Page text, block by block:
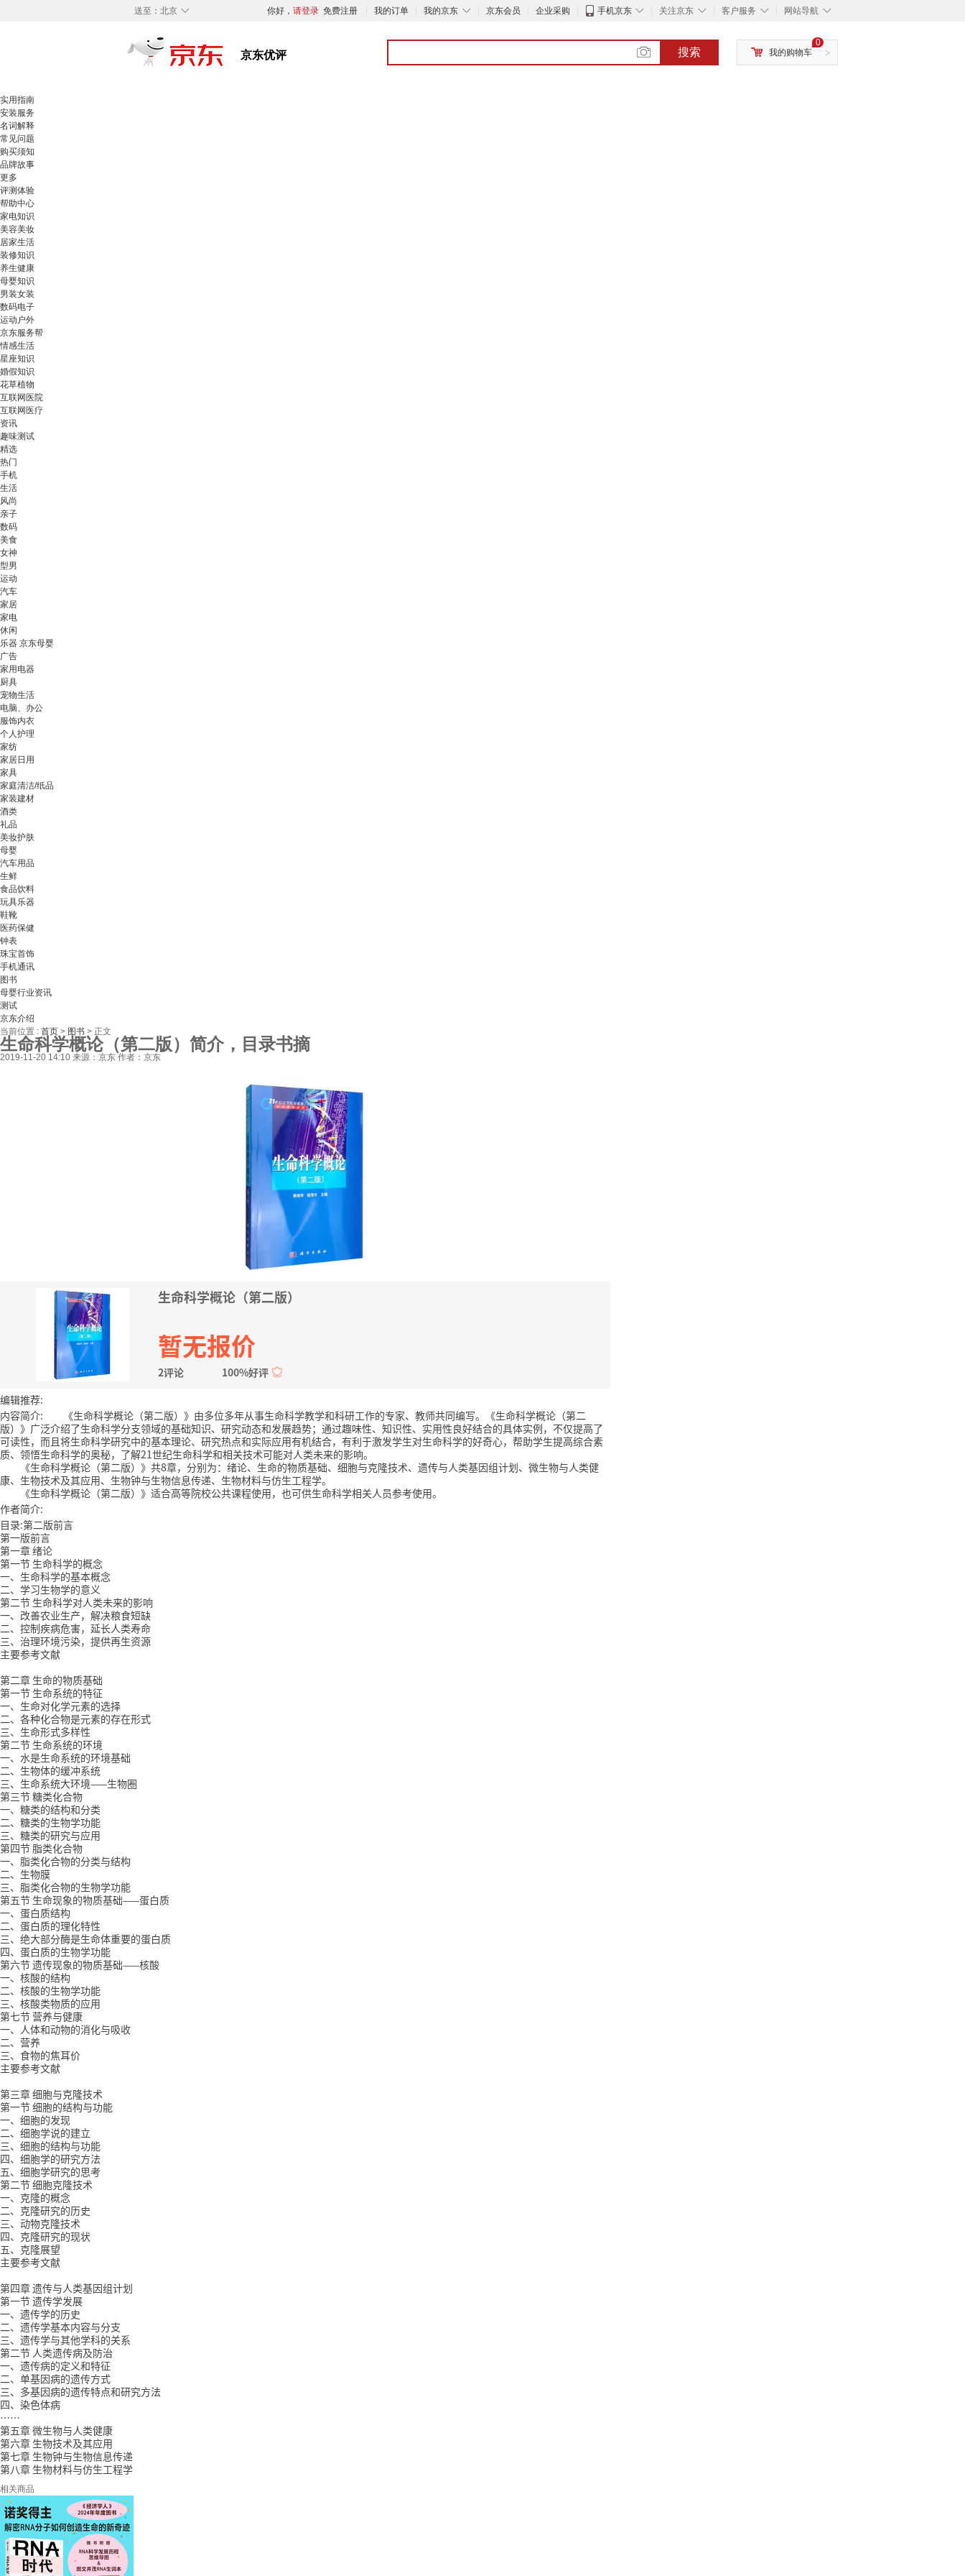
◇
送至： 北京 你好， 请登录 免费注册 我的订单 ◇
我的京东 京东会员 企业采购 ◇
手机京东 ◇
关注京东 ◇
客户服务 ◇
网站导航
搜索 >
0
我的购物车
实用指南
安装服务
名词解释
常见问题
购买须知
品牌故事
更多
评测体验
帮助中心
家电知识
美容美妆
居家生活
装修知识
养生健康
母婴知识
男装女装
数码电子
运动户外
京东服务帮
情感生活
星座知识
婚假知识
花草植物
互联网医院
互联网医疗
资讯
趣味测试
精选
热门
手机
生活
风尚
亲子
数码
美食
女神
型男
运动
汽车
家居
家电
休闲
乐器 京东母婴
广告
家用电器
厨具
宠物生活
电脑、办公
服饰内衣
个人护理
家纺
家居日用
家具
家庭清洁/纸品
家装建材
酒类
礼品
美妆护肤
母婴
汽车用品
生鲜
食品饮料
玩具乐器
鞋靴
医药保健
钟表
珠宝首饰
手机通讯
图书
母婴行业资讯
测试
京东介绍
当前位置 : 首页 > 图书 > 正文
生命科学概论（第二版）简介，目录书摘
2019-11-20 14:10 来源：京东 作者：京东
生命科学概论（第二版）
暂无报价
2评论
100%好评
编辑推荐:
内容简介: 《生命科学概论（第二版）》由多位多年从事生命科学教学和科研工作的专家、教师共同编写。《生命科学概论（第二
版）》广泛介绍了生命科学分支领域的基础知识、研究动态和发展趋势；通过趣味性、知识性、实用性良好结合的具体实例，不仅提高了
可读性，而且将生命科学研究中的基本理论、研究热点和实际应用有机结合，有利于激发学生对生命科学的好奇心，帮助学生提高综合素
质、领悟生命科学的奥秘，了解21世纪生命科学和相关技术可能对人类未来的影响。
《生命科学概论（第二版）》共8章，分别为：绪论、生命的物质基础、细胞与克隆技术、遗传与人类基因组计划、微生物与人类健
康、生物技术及其应用、生物钟与生物信息传递、生物材料与仿生工程学。
《生命科学概论（第二版）》适合高等院校公共课程使用，也可供生命科学相关人员参考使用。
作者简介:
目录:第二版前言
第一版前言
第一章 绪论
第一节 生命科学的概念
一、生命科学的基本概念
二、学习生物学的意义
第二节 生命科学对人类未来的影响
一、改善农业生产，解决粮食短缺
二、控制疾病危害，延长人类寿命
三、治理环境污染，提供再生资源
主要参考文献
第二章 生命的物质基础
第一节 生命系统的特征
一、生命对化学元素的选择
二、各种化合物是元素的存在形式
三、生命形式多样性
第二节 生命系统的环境
一、水是生命系统的环境基础
二、生物体的缓冲系统
三、生命系统大环境——生物圈
第三节 糖类化合物
一、糖类的结构和分类
二、糖类的生物学功能
三、糖类的研究与应用
第四节 脂类化合物
一、脂类化合物的分类与结构
二、生物膜
三、脂类化合物的生物学功能
第五节 生命现象的物质基础——蛋白质
一、蛋白质结构
二、蛋白质的理化特性
三、绝大部分酶是生命体重要的蛋白质
四、蛋白质的生物学功能
第六节 遗传现象的物质基础——核酸
一、核酸的结构
二、核酸的生物学功能
三、核酸类物质的应用
第七节 营养与健康
一、人体和动物的消化与吸收
二、营养
三、食物的焦耳价
主要参考文献
第三章 细胞与克隆技术
第一节 细胞的结构与功能
一、细胞的发现
二、细胞学说的建立
三、细胞的结构与功能
四、细胞学的研究方法
五、细胞学研究的思考
第二节 细胞克隆技术
一、克隆的概念
二、克隆研究的历史
三、动物克隆技术
四、克隆研究的现状
五、克隆展望
主要参考文献
第四章 遗传与人类基因组计划
第一节 遗传学发展
一、遗传学的历史
二、遗传学基本内容与分支
三、遗传学与其他学科的关系
第二节 人类遗传病及防治
一、遗传病的定义和特征
二、单基因病的遗传方式
三、多基因病的遗传特点和研究方法
四、染色体病
……
第五章 微生物与人类健康
第六章 生物技术及其应用
第七章 生物钟与生物信息传递
第八章 生物材料与仿生工程学
相关商品